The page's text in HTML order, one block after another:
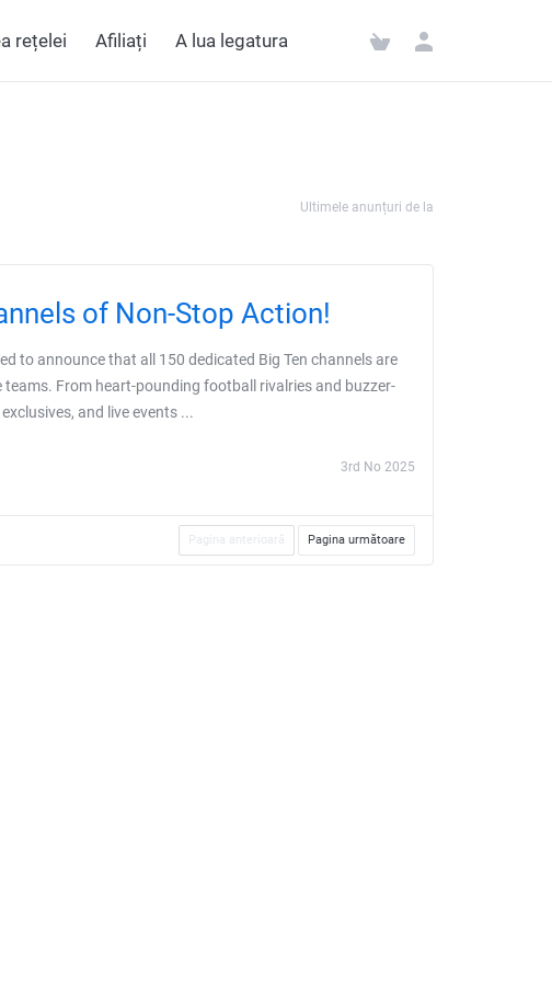
rețelei Afiliați A lua legatura
Ultimele anunțuri de la
of Non-Stop Action!
to announce that all 150 dedicated Big Ten channels are
From heart-pounding football rivalries and buzzer-
and live events ...
3rd No 2025
Pagina anterioară Pagina următoare